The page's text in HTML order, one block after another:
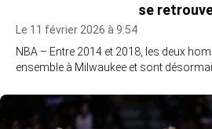
se
Le 11 février 2026 à 9:54
NBA – Entre 2014 et 2018, les deux
ensemble à Milwaukee et sont